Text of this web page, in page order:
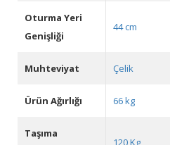
Oturma Yeri
Genişliği
44 cm
Muhteviyat Çelik
Ürün Ağırlığı 66 kg
Taşıma
120 Kg